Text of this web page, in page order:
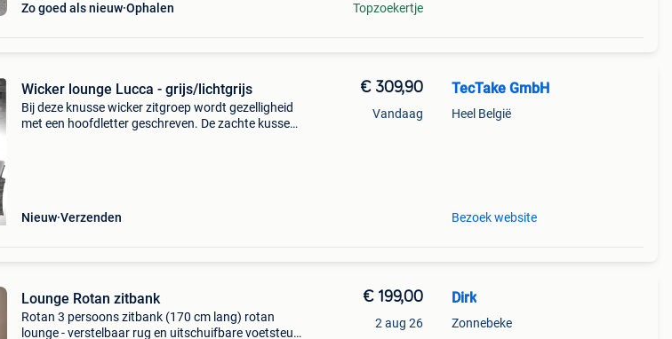
Zo goed als nieuw Ophalen Topzoekertje
Wicker lounge Lucca - grijs/lichtgrijs
Bij deze knusse wicker zitgroep wordt gezelligheid
met een hoofdletter geschreven. De zachte kussens
Nieuw Verzenden
€ 309,90
Vandaag
TecTake GmbH
Heel België
Bezoek website
Lounge Rotan zitbank
Rotan 3 persoons zitbank (170 cm lang) rotan
lounge - verstelbaar rug en uitschuifbare voetsteun
€ 199,00
2 aug 26
Dirk
Zonnebeke